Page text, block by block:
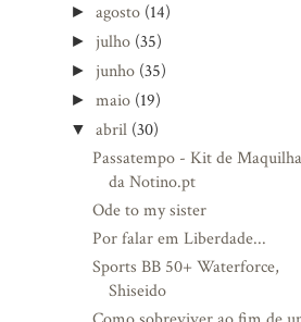
►agosto (14)
► julho (35)
► junho (35)
►maio (19)
▼abril (30)
Passatempo - Kit de
da Notino.pt
Ode to my sister
Por falar em Liberdade...
Sports BB 50+ Waterforce,
Shiseido